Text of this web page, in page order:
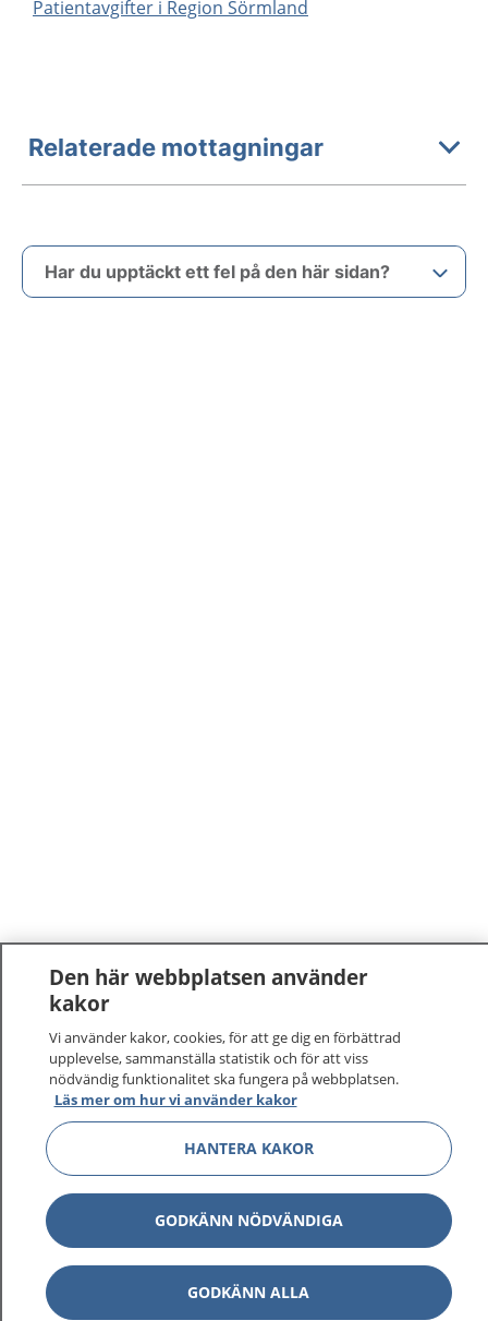
Patientavgifter i Region Sörmland
Relaterade mottagningar
Har du upptäckt ett fel på den här sidan?
Den här webbplatsen använder
kakor
Vi använder kakor, cookies, för att ge dig en förbättrad
upplevelse, sammanställa statistik och för att viss
nödvändig funktionalitet ska fungera på webbplatsen.
Läs mer om hur vi använder kakor
HANTERA KAKOR
GODKÄNN NÖDVÄNDIGA
GODKÄNN ALLA